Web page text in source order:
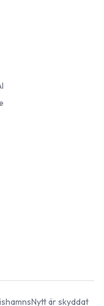
är skyddat